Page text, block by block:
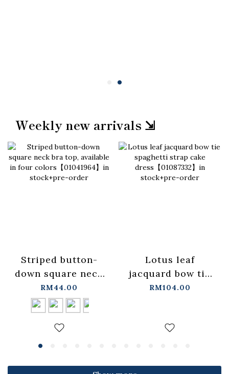
Weekly new arrivals ⇲
Striped button-
down square neck
bra top, available
in four
colors【01041964】
in stock+pre-order
RM44.00
Lotus leaf
jacquard bow tie
spaghetti strap
in stock+pre-order
RM104.00